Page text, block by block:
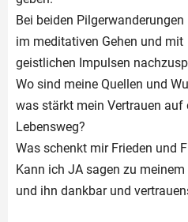
Bei beiden
im meditativen Gehen und mit
geistlichen Impulsen
Wo sind meine Quellen und
was stärkt mein Vertrauen auf
Lebensweg?
Was schenkt mir Frieden und
Kann ich JA sagen zu meinem
und ihn dankbar und